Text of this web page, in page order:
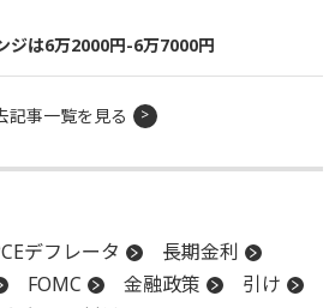
ジは6万2000円-6万7000円
記事一覧を見る
デフレータ
長期金利
FOMC 金融政策
引け